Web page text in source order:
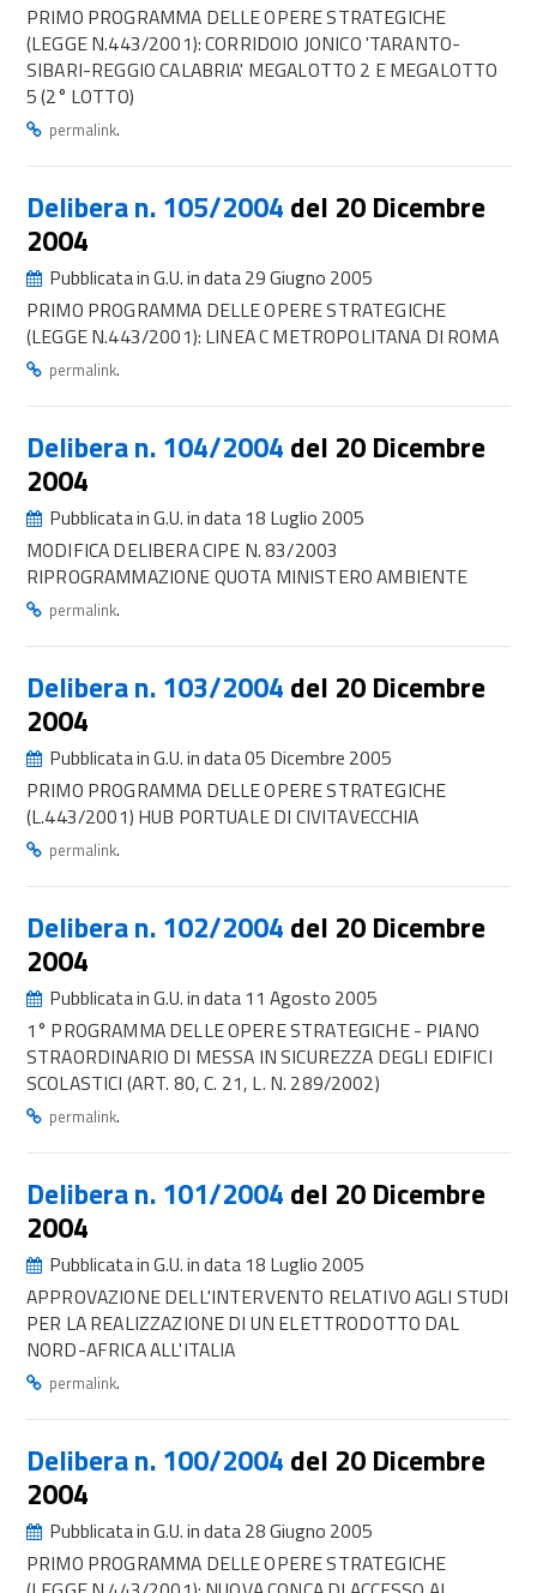
PRIMO PROGRAMMA DELLE OPERE STRATEGICHE
(LEGGE N.443/2001): CORRIDOIO JONICO 'TARANTO-
SIBARI-REGGIO CALABRIA' MEGALOTTO 2 E MEGALOTTO
5 (2° LOTTO)
permalink.
Delibera n. 105/2004 del 20 Dicembre
2004
Pubblicata in G.U. in data 29 Giugno 2005
PRIMO PROGRAMMA DELLE OPERE STRATEGICHE
(LEGGE N.443/2001): LINEA C METROPOLITANA DI ROMA
permalink.
Delibera n. 104/2004 del 20 Dicembre
2004
Pubblicata in G.U. in data 18 Luglio 2005
MODIFICA DELIBERA CIPE N. 83/2003
RIPROGRAMMAZIONE QUOTA MINISTERO AMBIENTE
permalink.
Delibera n. 103/2004 del 20 Dicembre
2004
Pubblicata in G.U. in data 05 Dicembre 2005
PRIMO PROGRAMMA DELLE OPERE STRATEGICHE
(L.443/2001) HUB PORTUALE DI CIVITAVECCHIA
permalink.
Delibera n. 102/2004 del 20 Dicembre
2004
Pubblicata in G.U. in data 11 Agosto 2005
1° PROGRAMMA DELLE OPERE STRATEGICHE - PIANO
STRAORDINARIO DI MESSA IN SICUREZZA DEGLI EDIFICI
SCOLASTICI (ART. 80, C. 21, L. N. 289/2002)
permalink.
Delibera n. 101/2004 del 20 Dicembre
2004
Pubblicata in G.U. in data 18 Luglio 2005
APPROVAZIONE DELL'INTERVENTO RELATIVO AGLI STUDI
PER LA REALIZZAZIONE DI UN ELETTRODOTTO DAL
NORD-AFRICA ALL'ITALIA
permalink.
Delibera n. 100/2004 del 20 Dicembre
2004
Pubblicata in G.U. in data 28 Giugno 2005
PRIMO PROGRAMMA DELLE OPERE STRATEGICHE